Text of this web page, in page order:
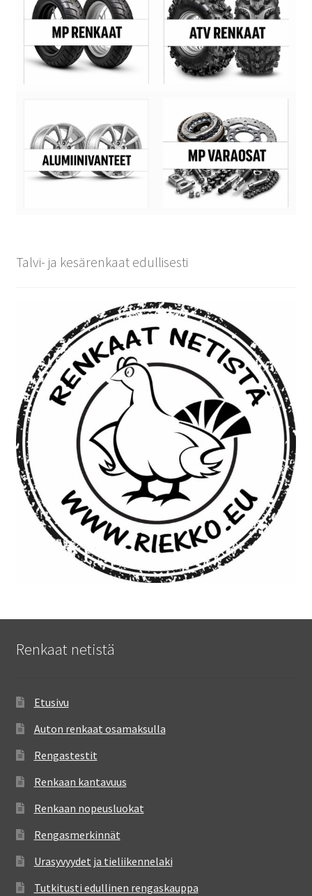
Talvi- ja kesärenkaat edullisesti
Renkaat netistä
Etusivu
Auton renkaat osamaksulla
Rengastestit
Renkaan kantavuus
Renkaan nopeusluokat
Rengasmerkinnät
Urasyvyydet ja tieliikennelaki
Tutkitusti edullinen rengaskauppa